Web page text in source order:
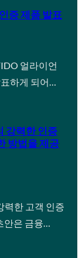
증 제품 발표
얼라이언
하게 되어…
강력한 인증
방법을 제공
력한 고객 인증
은 금융…